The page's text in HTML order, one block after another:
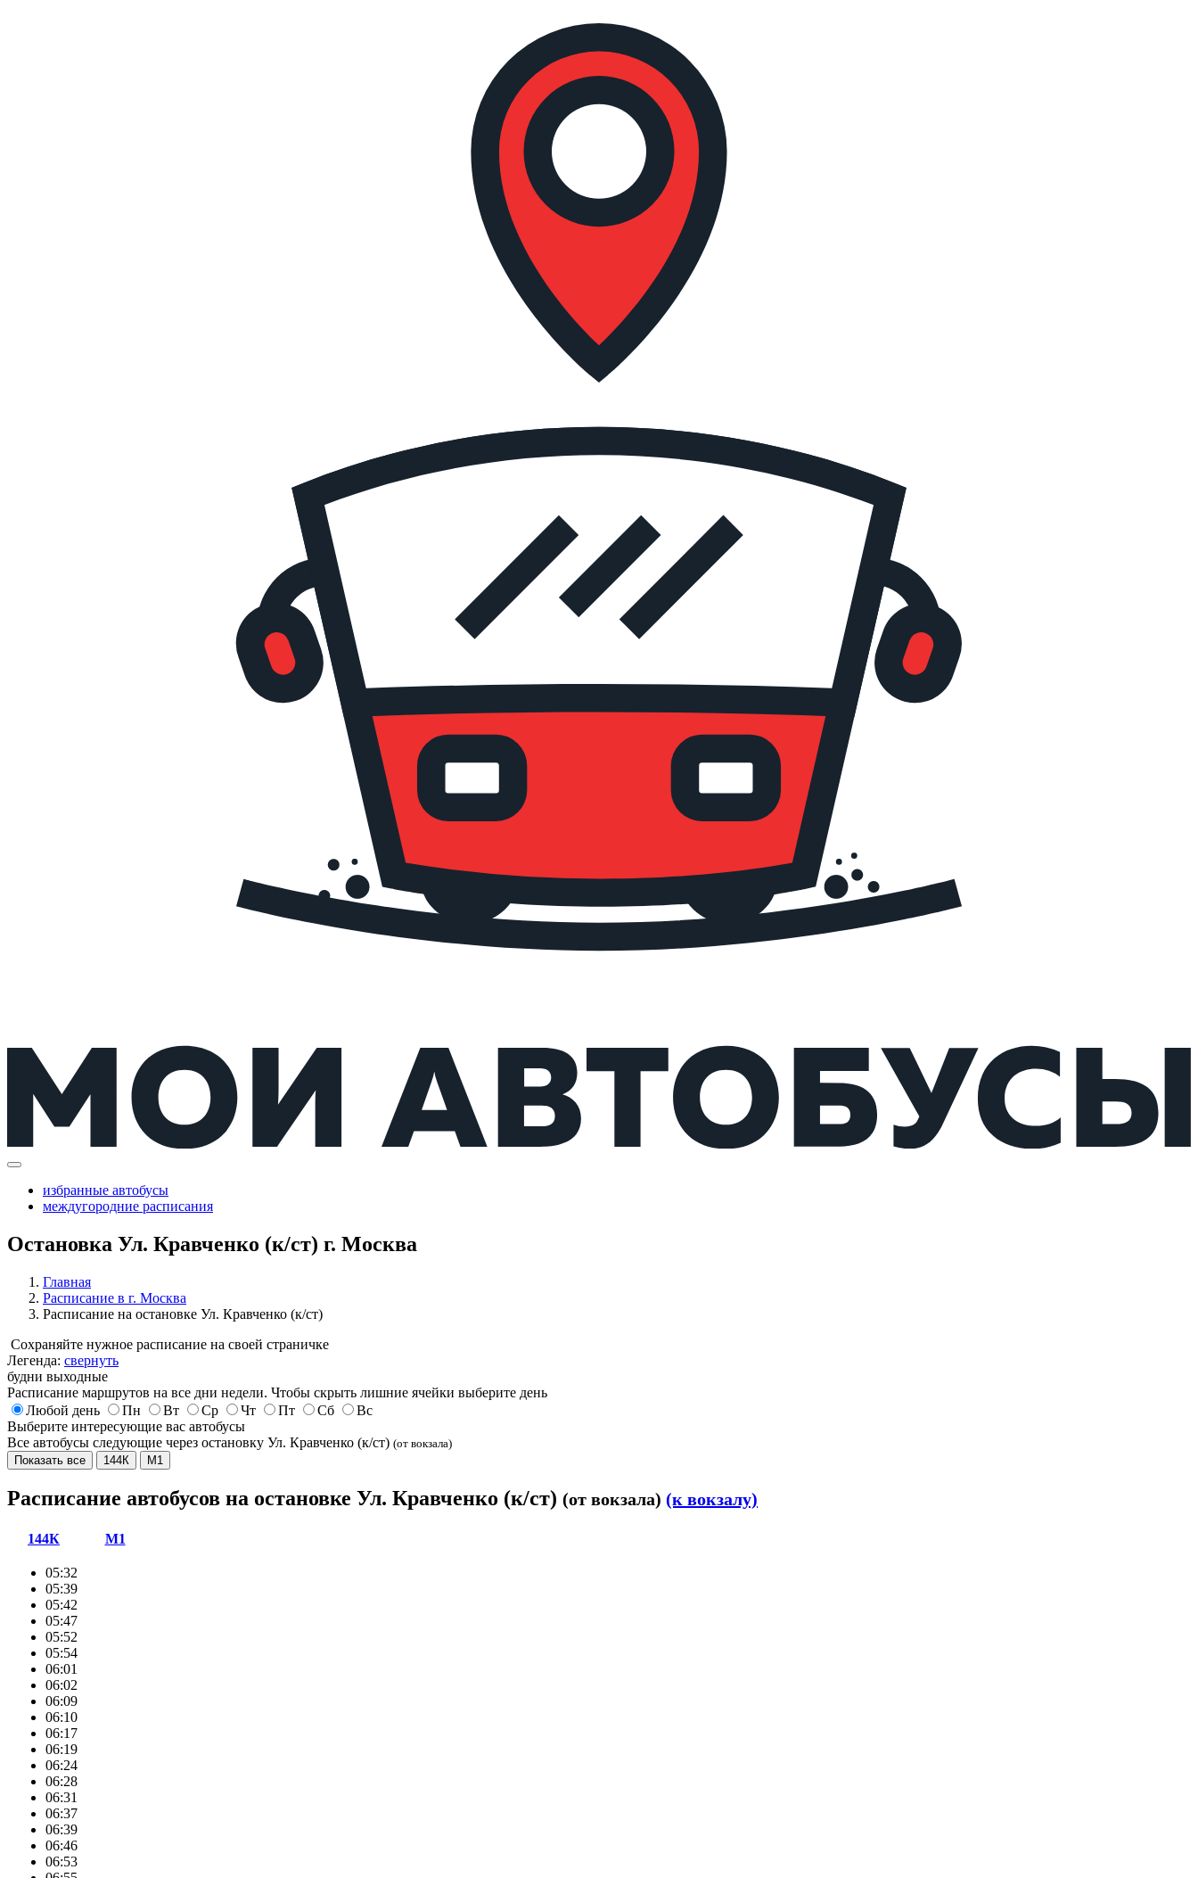
избранные автобусы
междугородние расписания
Остановка Ул. Кравченко (к/ст) г. Москва
Главная
Расписание в г. Москва
Расписание на остановке Ул. Кравченко (к/ст)
Сохраняйте нужное расписание на своей страничке
Легенда: свернуть
будни выходные
Расписание маршрутов на все дни недели. Чтобы скрыть лишние ячейки выберите день
Любой день
Пн Вт Ср Чт Пт Сб
Вс
Выберите интересующие вас автобусы
Все автобусы следующие через остановку Ул. Кравченко (к/ст) (от вокзала)
Показать все
144К М1
Расписание автобусов на остановке Ул. Кравченко (к/ст) (от вокзала) (к вокзалу)
144К М1
05:32
05:39
05:42
05:47
05:52
05:54
06:01
06:02
06:09
06:10
06:17
06:19
06:24
06:28
06:31
06:37
06:39
06:46
06:53